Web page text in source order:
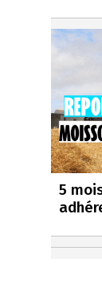
5